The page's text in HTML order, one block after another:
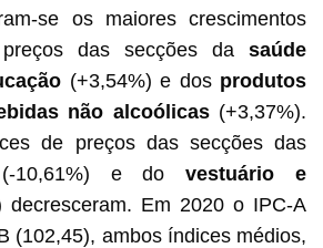
se os maiores crescimentos
das secções dasaúde
(+3,54%) e dos produtos
não alcoólicas (+3,37%).
de preços das secções das
e dovestuário e
decresceram. Em 2020 o IPC-A
(102,45), ambos índices médios,